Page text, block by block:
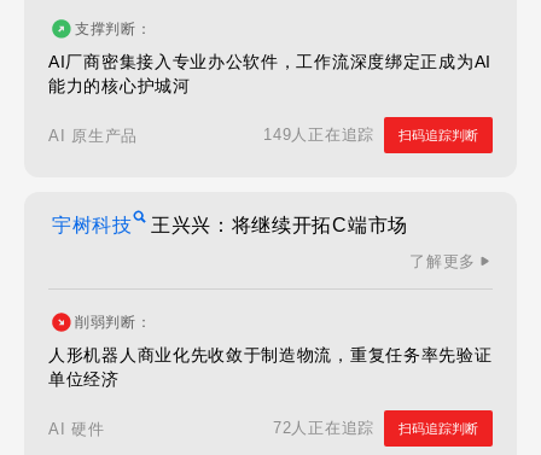
支撑判断：
AI厂商密集接入专业办公软件，工作流深度绑定正成为AI
能力的核心护城河
AI 原生产品 149人正在追踪 扫码追踪判断
宇树科技 王兴兴：将继续开拓C端市场
了解更多
削弱判断：
人形机器人商业化先收敛于制造物流，重复任务率先验证
单位经济
AI 硬件 72人正在追踪 扫码追踪判断